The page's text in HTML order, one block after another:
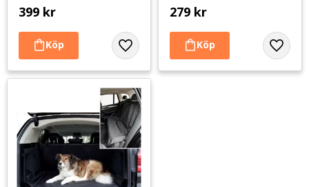
399 kr
Lägg till i favoriter
279 kr
Lägg